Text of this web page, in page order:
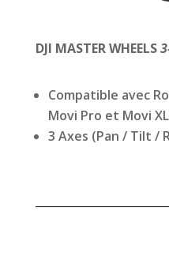
DJI MASTER WHEELS
Compatible avec
Movi Pro et Movi XL
3 Axes (Pan / Tilt /